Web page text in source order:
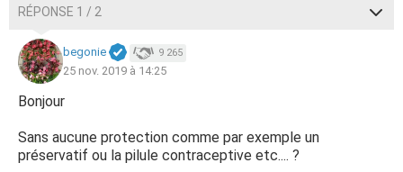
RÉPONSE 1 / 2
begonie 9 265
25 nov. 2019 à 14:25
Bonjour
Sans aucune protection comme par exemple un
préservatif ou la pilule contraceptive etc.... ?